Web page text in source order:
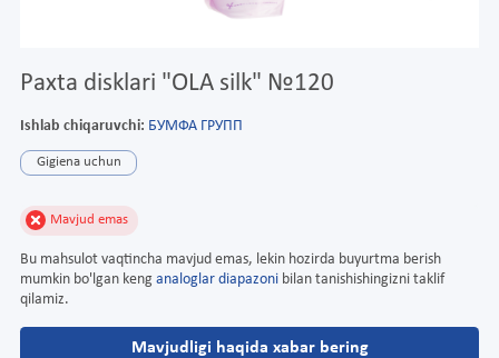
Paxta disklari "OLA silk" №120
Ishlab chiqaruvchi: БУМФА ГРУПП
Gigiena uchun
Mavjud emas
Bu mahsulot vaqtincha mavjud emas, lekin hozirda buyurtma berish
mumkin bo'lgan keng analoglar diapazoni bilan tanishishingizni taklif
qilamiz.
Mavjudligi haqida xabar bering